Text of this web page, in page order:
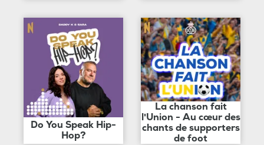
Do You Speak Hip-
Hop?
La chanson fait
l'Union - Au cœur des
chants de supporters
de foot